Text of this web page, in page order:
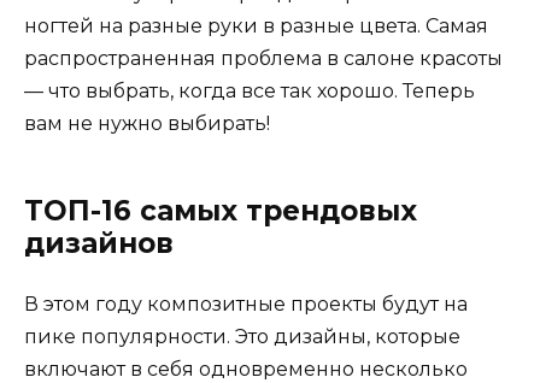
ногтей на разные руки в разные цвета. Самая
распространенная проблема в салоне красоты
— что выбрать, когда все так хорошо. Теперь
вам не нужно выбирать!
ТОП-16 самых трендовых
дизайнов
В этом году композитные проекты будут на
пике популярности. Это дизайны, которые
включают в себя одновременно несколько